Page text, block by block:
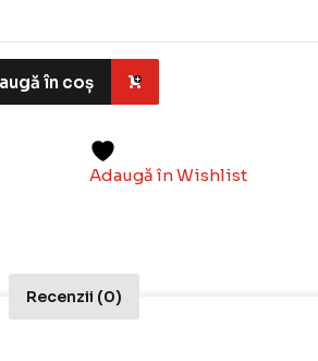
în coș
Adaugă în Wishlist
Recenzii (0)